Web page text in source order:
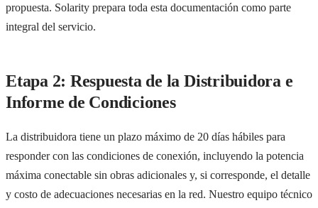
propuesta. Solarity prepara toda esta documentación como parte
integral del servicio.
Etapa 2: Respuesta de la Distribuidora e
Informe de Condiciones
La distribuidora tiene un plazo máximo de 20 días hábiles para
responder con las condiciones de conexión, incluyendo la potencia
máxima conectable sin obras adicionales y, si corresponde, el detalle
y costo de adecuaciones necesarias en la red. Nuestro equipo técnico